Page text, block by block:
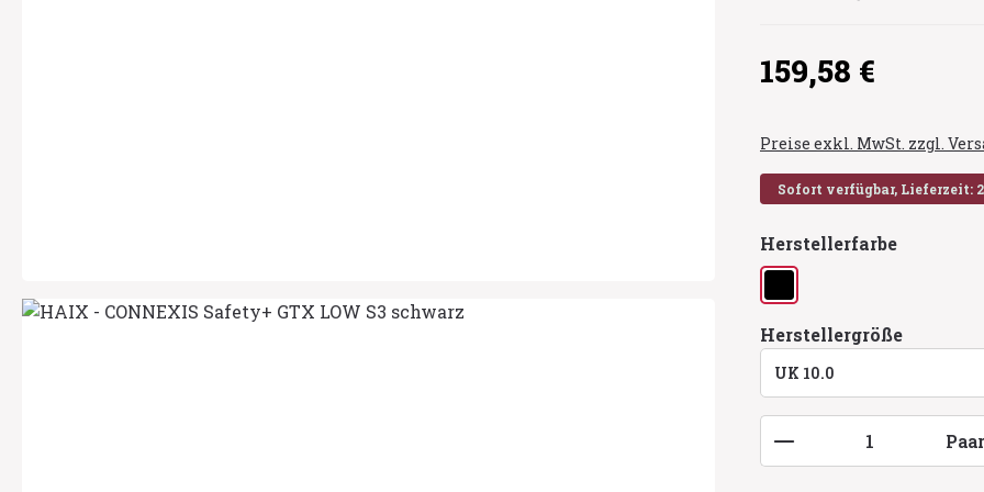
Regulärer Preis:
159,58 €
Preise exkl. MwSt. zzgl.
Sofort verfügbar, Lieferzeit:
Herstellerfarbe
schwarz
Herstellergröße
Produkt Anzahl:
Paar